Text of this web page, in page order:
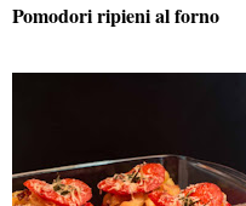
Pomodori ripieni al forno